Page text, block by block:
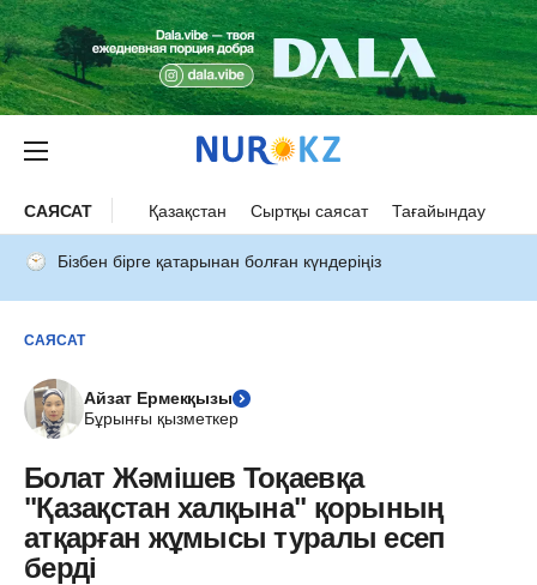
САЯСАТ Қазақстан Сыртқы саясат Тағайындау
Бізбен бірге қатарынан болған күндеріңіз
САЯСАТ
Айзат Ермекқызы
Бұрынғы қызметкер
Болат Жәмішев Тоқаевқа
"Қазақстан халқына" қорының
атқарған жұмысы туралы есеп
берді